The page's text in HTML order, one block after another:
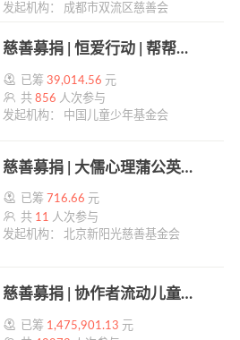
发起机构： 成都市双流区慈善会
慈善募捐 | 恒爱行动 | 帮帮公益
已筹39,014.56 元
共856 人次参与
发起机构： 中国儿童少年基金会
慈善募捐 | 大儒心理蒲公英计划 | 帮帮公益
已筹 716.66 元
共 11
人次参与
发起机构： 北京新阳光慈善基金会
慈善募捐 | 协作者流动儿童支持计划 | 帮帮公益
已筹 1,475,901.13 元